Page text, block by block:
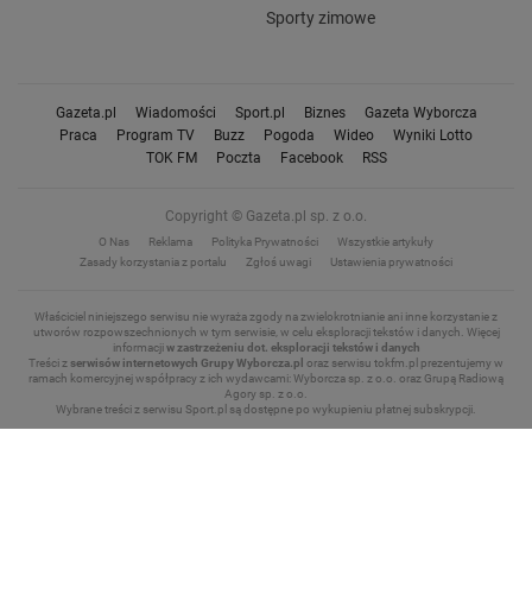
Sporty zimowe
Gazeta.pl Wiadomości Sport.pl Biznes
Gazeta Wyborcza
Praca
Program TV Buzz Pogoda Wideo
Wyniki Lotto
TOK FM
Poczta Facebook RSS
Copyright © Gazeta.pl sp. z o.o.
O Nas Reklama Polityka Prywatności
Wszystkie artykuły
Zasady korzystania z portalu
Zgłoś uwagi Ustawienia prywatności
Właściciel niniejszego serwisu nie wyraża zgody na zwielokrotnianie ani inne korzystanie z
utworów rozpowszechnionych w tym serwisie, w celu eksploracji tekstów i danych. Więcej
informacjiw zastrzeżeniu dot. eksploracji tekstów i danych
Treści zserwisów internetowych Grupy Wyborcza.pl oraz serwisu tokfm.pl prezentujemy w
ramach komercyjnej współpracy z ich wydawcami: Wyborcza sp. z o.o. oraz Grupą Radiową
Agory sp. z o.o.
Wybrane treści z serwisu Sport.pl są dostępne po wykupieniu płatnej subskrypcji.